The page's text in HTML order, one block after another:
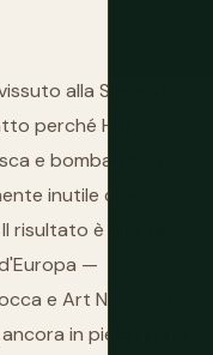
alla Seconda
perché Hitler
e bombardarla è
inutile che
è uno dei
—
e Art Nouveau
in piedi in una